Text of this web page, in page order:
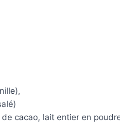
cacao, lait entier en